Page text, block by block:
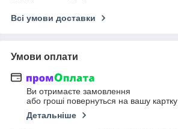
Всі умови доставки
Умови оплати
Ви отримаєте замовлення
або гроші повернуться на вашу картку
Детальніше